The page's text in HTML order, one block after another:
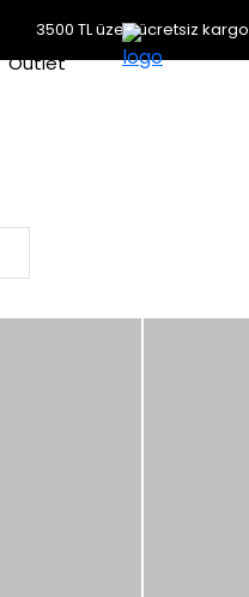
3500 TL üzeri ücretsiz kargo
Outlet